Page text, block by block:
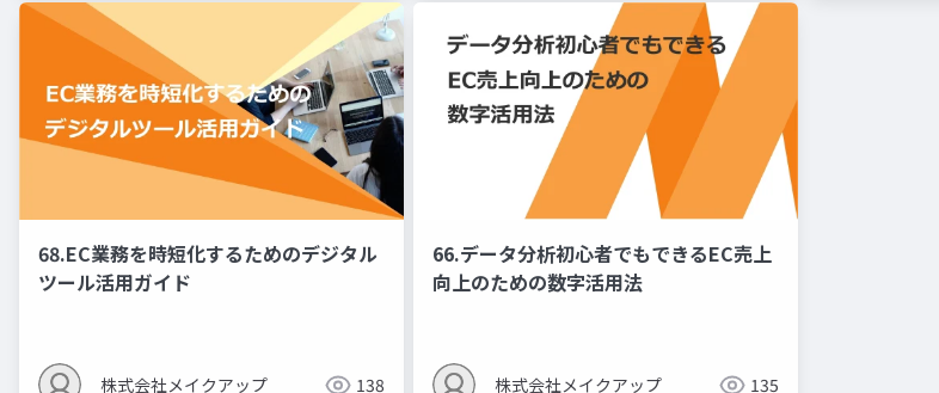
68.EC業務を時短化するためのデジタル
ツール活用ガイド
株式会社メイクアップ 138
66.データ分析初心者でもできるEC売上
向上のための数字活用法
株式会社メイクアップ 135